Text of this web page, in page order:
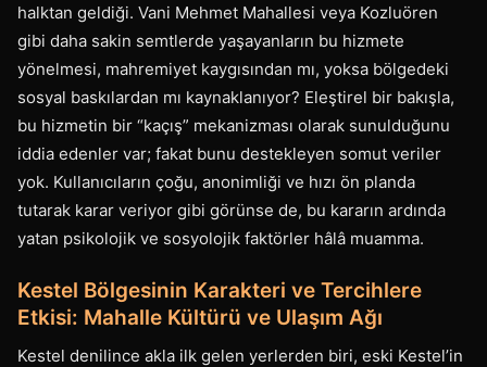
halktan geldiği. Vani Mehmet Mahallesi veya Kozluören
gibi daha sakin semtlerde yaşayanların bu hizmete
yönelmesi, mahremiyet kaygısından mı, yoksa bölgedeki
sosyal baskılardan mı kaynaklanıyor? Eleştirel bir bakışla,
bu hizmetin bir “kaçış” mekanizması olarak sunulduğunu
iddia edenler var; fakat bunu destekleyen somut veriler
yok. Kullanıcıların çoğu, anonimliği ve hızı ön planda
tutarak karar veriyor gibi görünse de, bu kararın ardında
yatan psikolojik ve sosyolojik faktörler hâlâ muamma.
Kestel Bölgesinin Karakteri ve Tercihlere
Etkisi: Mahalle Kültürü ve Ulaşım Ağı
Kestel denilince akla ilk gelen yerlerden biri, eski Kestel’in